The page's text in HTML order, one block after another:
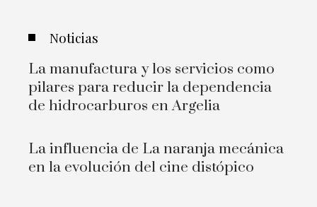
Noticias
La manufactura y los servicios como
pilares para reducir la dependencia
de hidrocarburos en Argelia
La influencia de La naranja mecánica
en la evolución del cine distópico